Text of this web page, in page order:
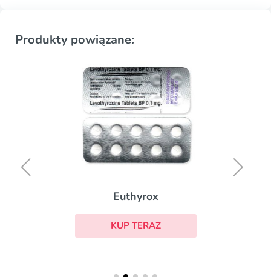
Produkty powiązane:
Euthyrox
KUP TERAZ